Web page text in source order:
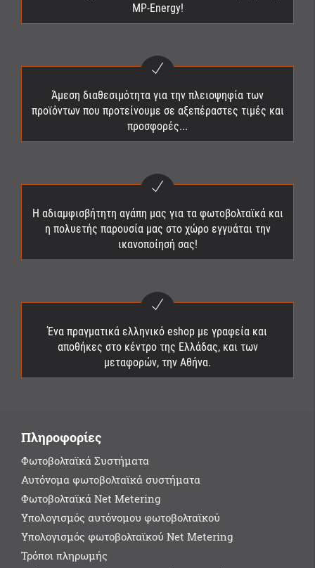
MP-Energy!
Άμεση διαθεσιμότητα για την πλειοψηφία των
προϊόντων που προτείνουμε σε αξεπέραστες τιμές και
προσφορές...
Η αδιαμφισβήτητη αγάπη μας για τα φωτοβολταϊκά και
η πολυετής παρουσία μας στο χώρο εγγυάται την
ικανοποίησή σας!
Ένα πραγματικά ελληνικό eshop με γραφεία και
αποθήκες στο κέντρο της Ελλάδας, και των
μεταφορών, την Αθήνα.
Πληροφορίες
Φωτοβολταϊκά Συστήματα
Αυτόνομα φωτοβολταϊκά συστήματα
Φωτοβολταϊκά Net Metering
Υπολογισμός αυτόνομου φωτοβολταϊκού
Υπολογισμός φωτοβολταϊκού Net Metering
Τρόποι πληρωμής